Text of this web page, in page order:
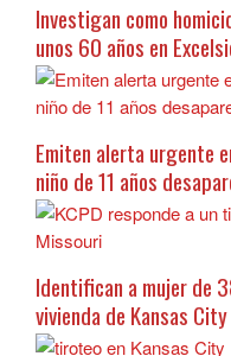
Investigan como
unos 60 años en
Emiten alerta urgente
niño de 11 años
Identifican a mujer de
vivienda de Kansas City